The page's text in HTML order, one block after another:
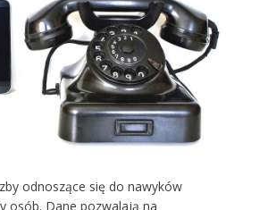
odnoszące się do nawyków
osób. Dane pozwalają na